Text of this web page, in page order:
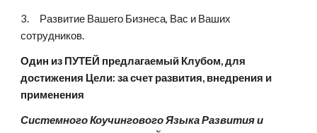
3.     Развитие Вашего Бизнеса, Вас и Ваших
сотрудников.
Один из ПУТЕЙ предлагаемый Клубом, для
достижения Цели: за счет развития, внедрения и
применения
Системного Коучингового Языка Развития и